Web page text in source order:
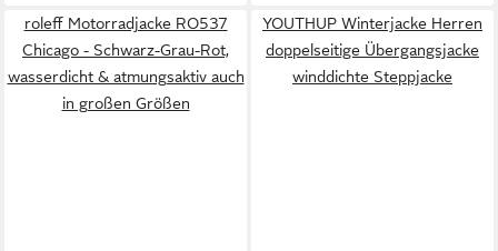
roleff Motorradjacke RO537
Chicago - Schwarz-Grau-Rot,
wasserdicht & atmungsaktiv auch
in großen Größen
YOUTHUP Winterjacke Herren
doppelseitige Übergangsjacke
winddichte Steppjacke